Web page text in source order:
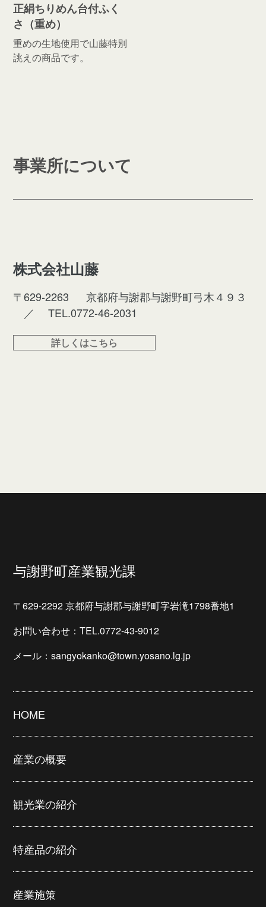
正絹ちりめん台付ふく
さ（重め）
重めの生地使用で山藤特別
誂えの商品です。
事業所について
株式会社⼭藤
〒629-2263
京都府与謝郡与謝野町弓木４９３
／
TEL.0772-46-2031
詳しくはこちら
与謝野町産業観光課
〒629-2292 京都府与謝郡与謝野町字岩滝1798番地1
お問い合わせ：TEL.0772-43-9012
メール：sangyokanko@town.yosano.lg.jp
HOME
産業の概要
観光業の紹介
特産品の紹介
産業施策